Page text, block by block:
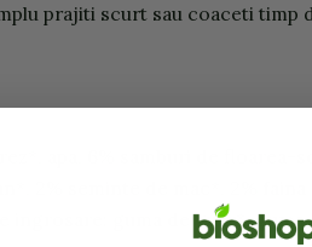
prajiti scurt sau coaceti
apa, 6% samburi de
2% seminte de mac*, 2%
guma de guar*,